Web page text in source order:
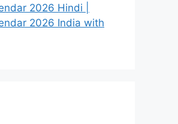
2026 Hindi |
2026 India with